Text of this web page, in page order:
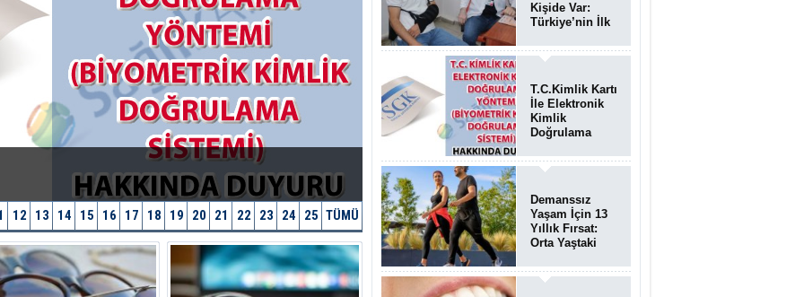
12 13 14 15 16 17 18 19 20 21 22 23 24 25 TÜMÜ
Kişide Var:
Türkiye’nin İlk
Sendromu
Vakası
Teşhis Edildi
T.C.Kimlik Kartı
İle Elektronik
Kimlik
Doğrulama
(Biyometrik
Kimlik
Sistemi)
07.08.2026
Demanssız
Yaşam İçin 13
Yıllık Fırsat:
Orta Yaştaki
Beyin Sağlığını
Belirliyor